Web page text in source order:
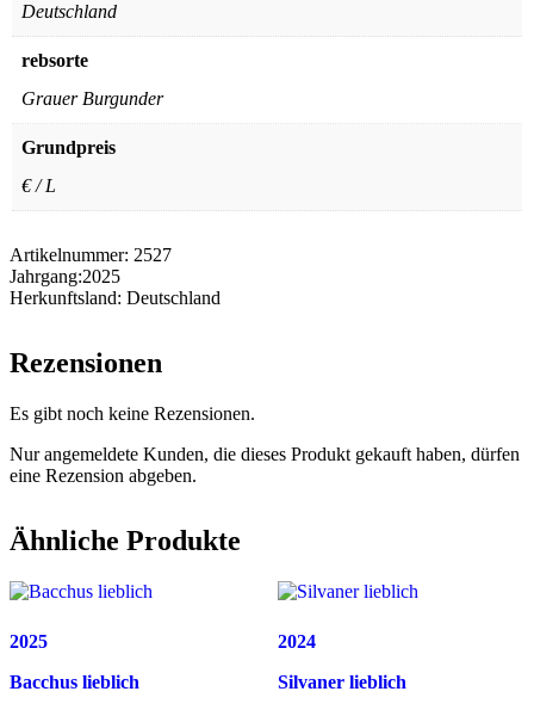
Deutschland
rebsorte
Grauer Burgunder
Grundpreis
€ / L
Artikelnummer: 2527
Jahrgang:2025
Herkunftsland: Deutschland
Rezensionen
Es gibt noch keine Rezensionen.
Nur angemeldete Kunden, die dieses Produkt gekauft haben, dürfen
eine Rezension abgeben.
Ähnliche Produkte
2025
Bacchus lieblich
2024
Silvaner lieblich